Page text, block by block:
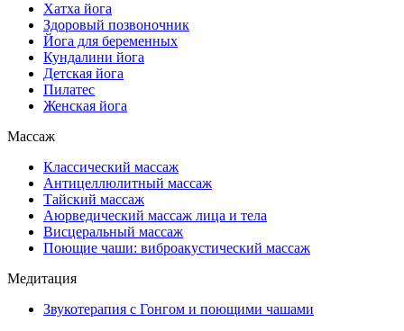
Хатха йога
Здоровый позвоночник
Йога для беременных
Кундалини йога
Детская йога
Пилатес
Женская йога
Массаж
Классический массаж
Антицеллюлитный массаж
Тайский массаж
Аюрведический массаж лица и тела
Висцеральный массаж
Поющие чаши: виброакустический массаж
Медитация
Звукотерапия с Гонгом и поющими чашами